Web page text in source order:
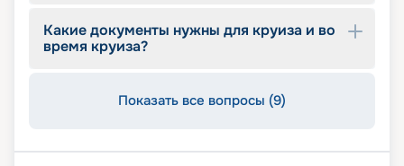
Какие документы нужны для круиза и во
время круиза?
Показать все вопросы (9)